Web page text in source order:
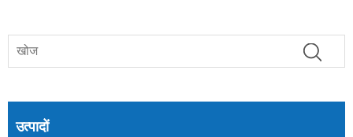
उत्पादों